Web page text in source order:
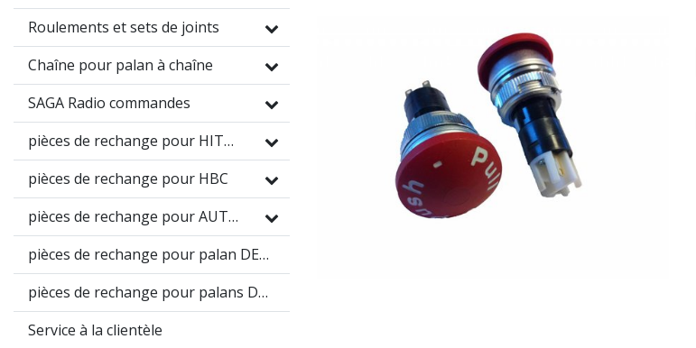
Roulements et sets de joints
Chaîne pour palan à chaîne
SAGA Radio commandes
pièces de rechange pour HITRONIC
pièces de rechange pour HBC
pièces de rechange pour AUTEC
pièces de rechange pour palan DEMAG DC
pièces de rechange pour palans DEMAG DH
Service à la clientèle